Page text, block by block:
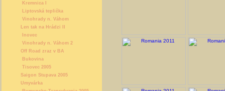
Kremnica I
Liptovská teplička
Vinohrady n. Váhom
Len tak na Hrádzi II
Inovec
Vinohrady n. Váhom 2
Off Road zraz v BA
Bukovina
Tisovec 2005
Saigon Stupava 2005
Umyvárka